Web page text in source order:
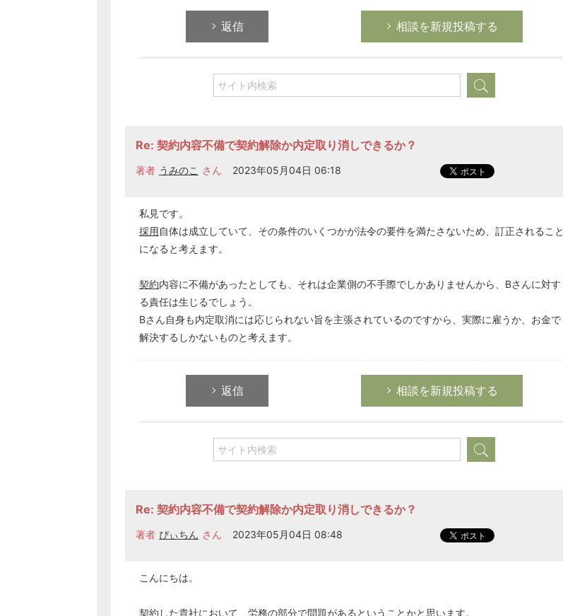
返信 相談を新規投稿する
Re: 契約内容不備で契約解除か内定取り消しできるか？
著者 うみのこ さん 2023年05月04日 06:18
私見です。
採用自体は成立していて、その条件のいくつかが法令の要件を満たさないため、訂正されること
になると考えます。
契約内容に不備があったとしても、それは企業側の不手際でしかありませんから、Bさんに対す
る責任は生じるでしょう。
Bさん自身も内定取消には応じられない旨を主張されているのですから、実際に雇うか、お金で
解決するしかないものと考えます。
返信 相談を新規投稿する
Re: 契約内容不備で契約解除か内定取り消しできるか？
著者 ぴぃちん さん 2023年05月04日 08:48
こんにちは。
契約 した貴社において、 労務の部分で問題があるということかと思います。